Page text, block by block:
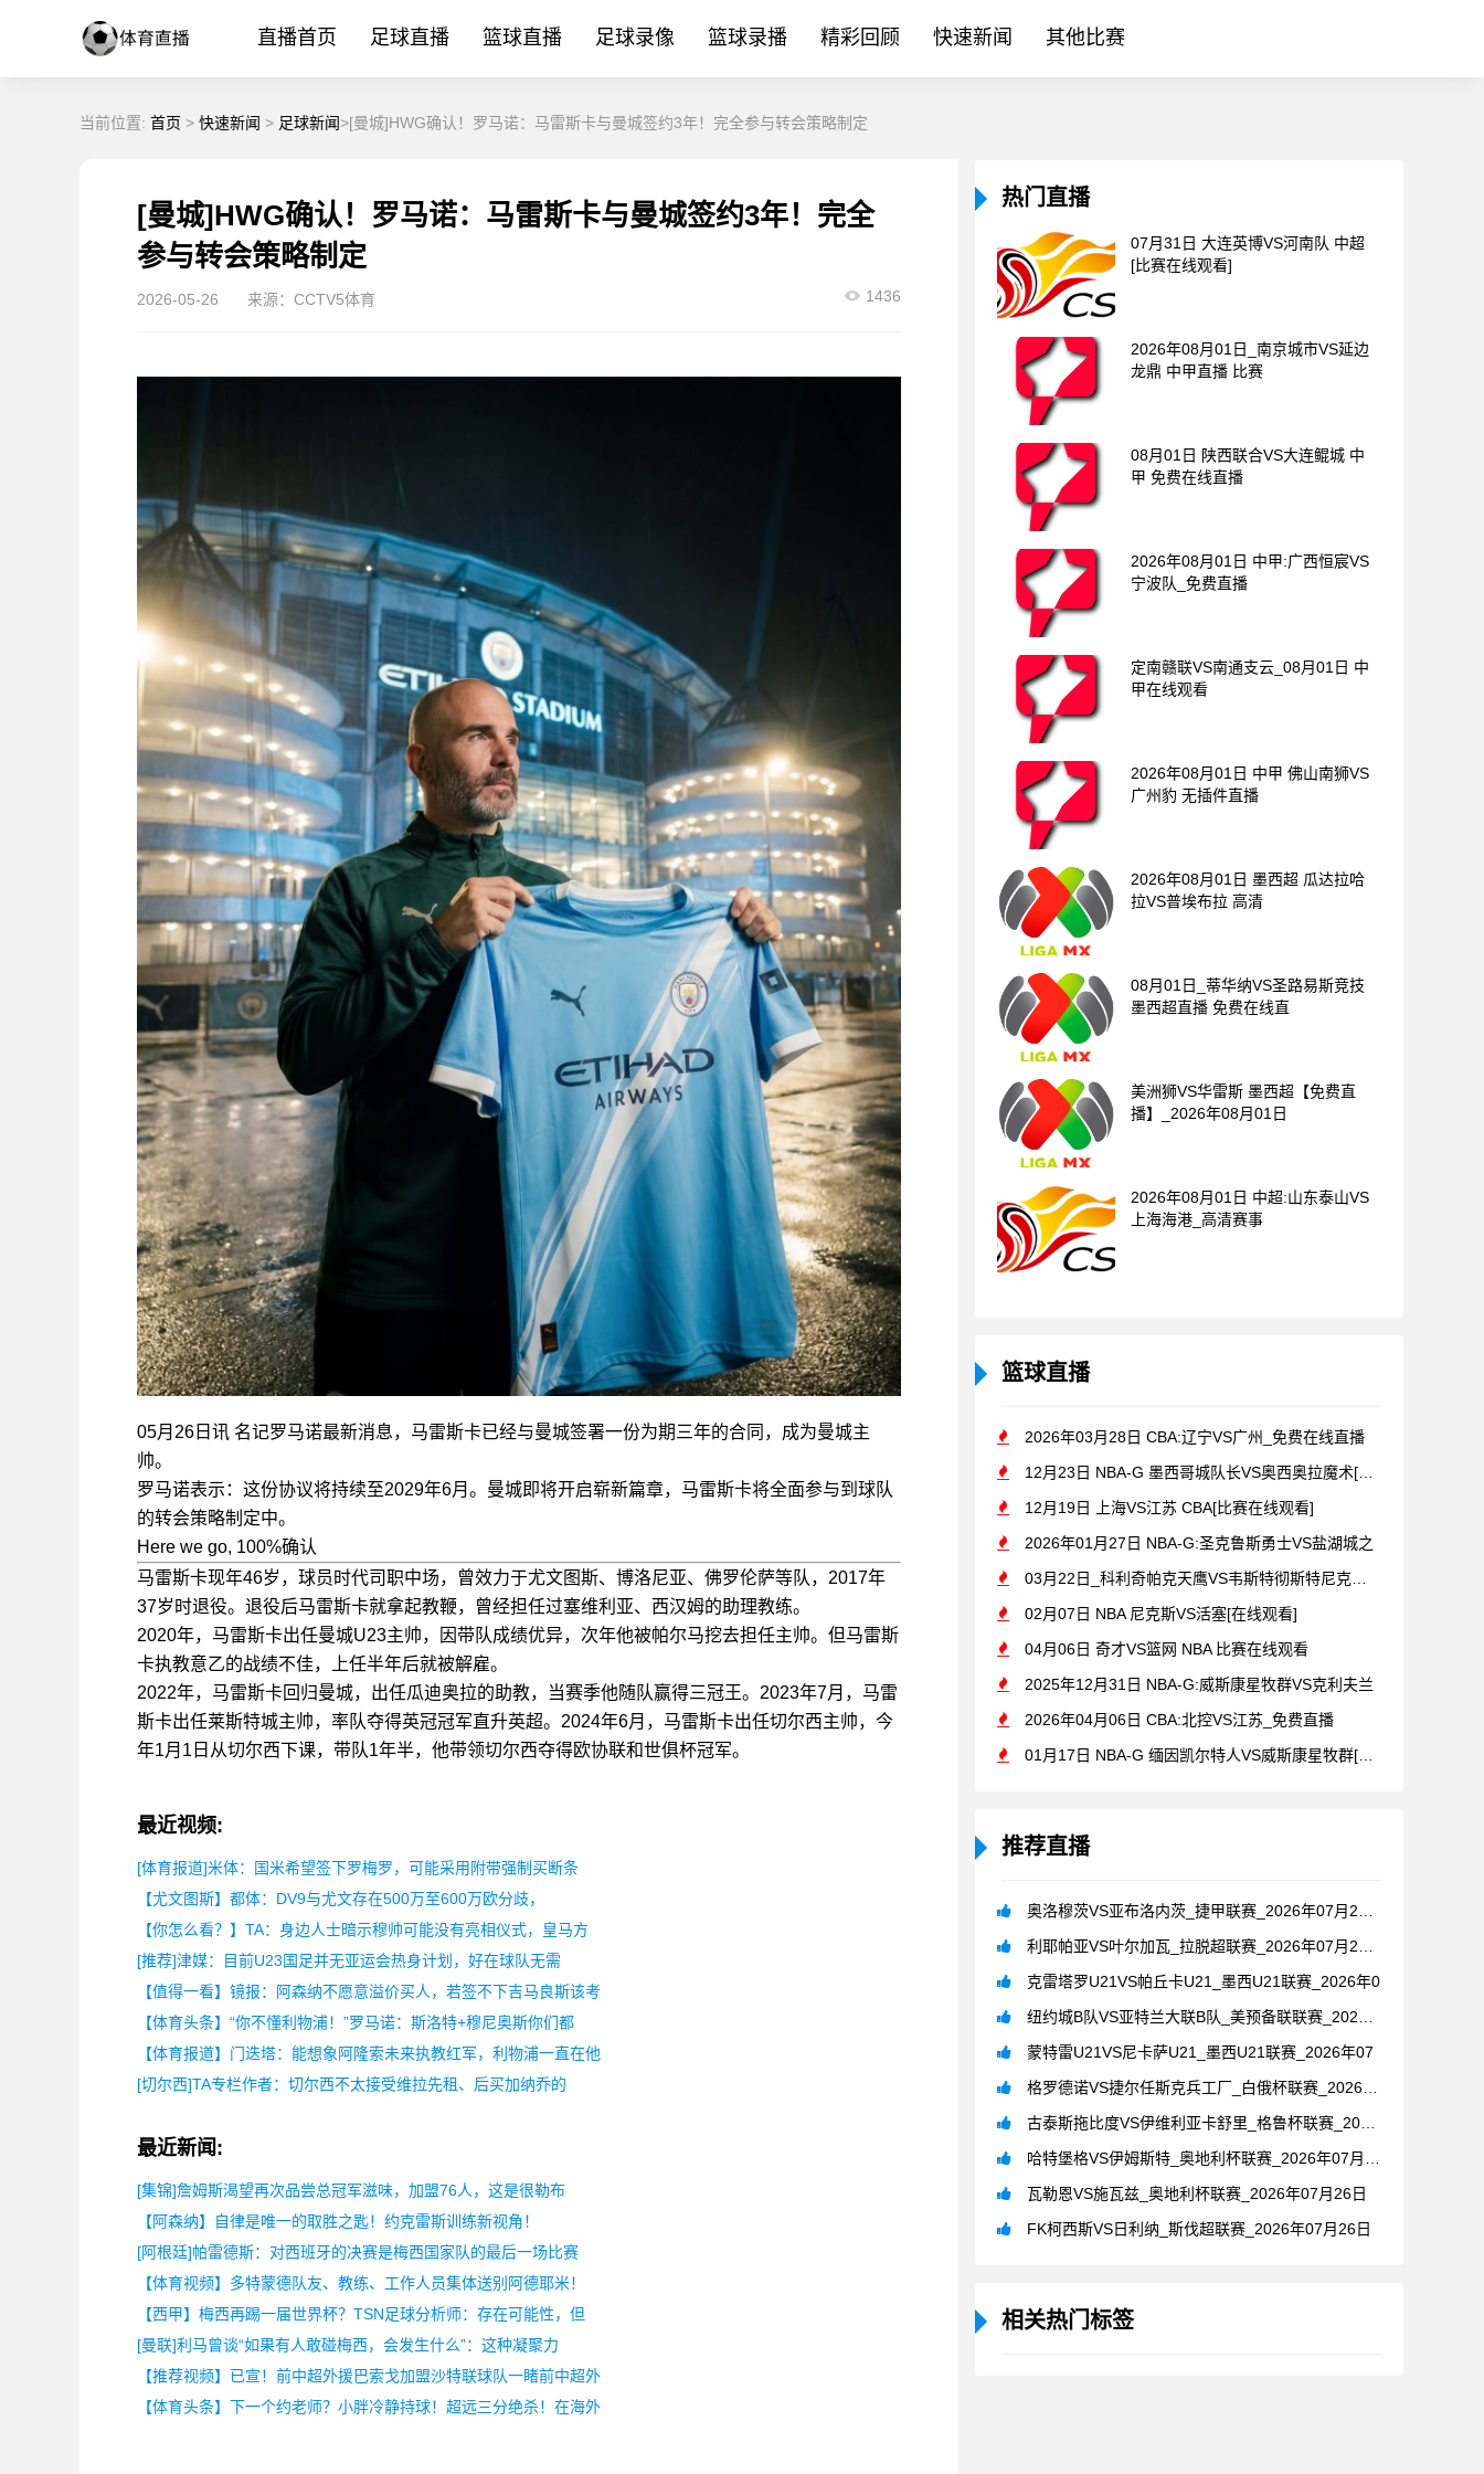
直播首页 足球直播 篮球直播 足球录像 篮球录播 精彩回顾 快速新闻 其他比赛
当前位置: 首页 > 快速新闻 > 足球新闻>[曼城]HWG确认！罗马诺：马雷斯卡与曼城签约3年！完全参与转会策略制定
[曼城]HWG确认！罗马诺：马雷斯卡与曼城签约3年！完全
参与转会策略制定
2026-05-26 来源：CCTV5体育 1436
05月26日讯 名记罗马诺最新消息，马雷斯卡已经与曼城签署一份为期三年的合同，成为曼城主
帅。
罗马诺表示：这份协议将持续至2029年6月。曼城即将开启崭新篇章，马雷斯卡将全面参与到球队
的转会策略制定中。
Here we go, 100%确认
马雷斯卡现年46岁，球员时代司职中场，曾效力于尤文图斯、博洛尼亚、佛罗伦萨等队，2017年
37岁时退役。退役后马雷斯卡就拿起教鞭，曾经担任过塞维利亚、西汉姆的助理教练。
2020年，马雷斯卡出任曼城U23主帅，因带队成绩优异，次年他被帕尔马挖去担任主帅。但马雷斯
卡执教意乙的战绩不佳，上任半年后就被解雇。
2022年，马雷斯卡回归曼城，出任瓜迪奥拉的助教，当赛季他随队赢得三冠王。2023年7月，马雷
斯卡出任莱斯特城主帅，率队夺得英冠冠军直升英超。2024年6月，马雷斯卡出任切尔西主帅，今
年1月1日从切尔西下课，带队1年半，他带领切尔西夺得欧协联和世俱杯冠军。
最近视频:
[体育报道]米体：国米希望签下罗梅罗，可能采用附带强制买断条
【尤文图斯】都体：DV9与尤文存在500万至600万欧分歧，
【你怎么看？】TA：身边人士暗示穆帅可能没有亮相仪式，皇马方
[推荐]津媒：目前U23国足并无亚运会热身计划，好在球队无需
【值得一看】镜报：阿森纳不愿意溢价买人，若签不下吉马良斯该考
【体育头条】“你不懂利物浦！”罗马诺：斯洛特+穆尼奥斯你们都
【体育报道】门迭塔：能想象阿隆索未来执教红军，利物浦一直在他
[切尔西]TA专栏作者：切尔西不太接受维拉先租、后买加纳乔的
最近新闻:
[集锦]詹姆斯渴望再次品尝总冠军滋味，加盟76人，这是很勒布
【阿森纳】自律是唯一的取胜之匙！约克雷斯训练新视角！
[阿根廷]帕雷德斯：对西班牙的决赛是梅西国家队的最后一场比赛
【体育视频】多特蒙德队友、教练、工作人员集体送别阿德耶米！
【西甲】梅西再踢一届世界杯？TSN足球分析师：存在可能性，但
[曼联]利马曾谈“如果有人敢碰梅西，会发生什么”：这种凝聚力
【推荐视频】已宣！前中超外援巴索戈加盟沙特联球队一睹前中超外
【体育头条】下一个约老师？小胖冷静持球！超远三分绝杀！在海外
热门直播
07月31日 大连英博VS河南队 中超
[比赛在线观看]
2026年08月01日_南京城市VS延边
龙鼎 中甲直播 比赛
08月01日 陕西联合VS大连鲲城 中
甲 免费在线直播
2026年08月01日 中甲:广西恒宸VS
宁波队_免费直播
定南赣联VS南通支云_08月01日 中
甲在线观看
2026年08月01日 中甲 佛山南狮VS
广州豹 无插件直播
2026年08月01日 墨西超 瓜达拉哈
拉VS普埃布拉 高清
08月01日_蒂华纳VS圣路易斯竞技
墨西超直播 免费在线直
美洲狮VS华雷斯 墨西超【免费直
播】_2026年08月01日
2026年08月01日 中超:山东泰山VS
上海海港_高清赛事
篮球直播
2026年03月28日 CBA:辽宁VS广州_免费在线直播
12月23日 NBA-G 墨西哥城队长VS奥西奥拉魔术[免费
12月19日 上海VS江苏 CBA[比赛在线观看]
2026年01月27日 NBA-G:圣克鲁斯勇士VS盐湖城之
03月22日_科利奇帕克天鹰VS韦斯特彻斯特尼克斯 NBA-
02月07日 NBA 尼克斯VS活塞[在线观看]
04月06日 奇才VS篮网 NBA 比赛在线观看
2025年12月31日 NBA-G:威斯康星牧群VS克利夫兰
2026年04月06日 CBA:北控VS江苏_免费直播
01月17日 NBA-G 缅因凯尔特人VS威斯康星牧群[高清
推荐直播
奥洛穆茨VS亚布洛内茨_捷甲联赛_2026年07月26日
利耶帕亚VS叶尔加瓦_拉脱超联赛_2026年07月26日
克雷塔罗U21VS帕丘卡U21_墨西U21联赛_2026年0
纽约城B队VS亚特兰大联B队_美预备联联赛_2026年07月
蒙特雷U21VS尼卡萨U21_墨西U21联赛_2026年07
格罗德诺VS捷尔任斯克兵工厂_白俄杯联赛_2026年07月2
古泰斯拖比度VS伊维利亚卡舒里_格鲁杯联赛_2026年07月
哈特堡格VS伊姆斯特_奥地利杯联赛_2026年07月26日
瓦勒恩VS施瓦兹_奥地利杯联赛_2026年07月26日
FK柯西斯VS日利纳_斯伐超联赛_2026年07月26日
相关热门标签